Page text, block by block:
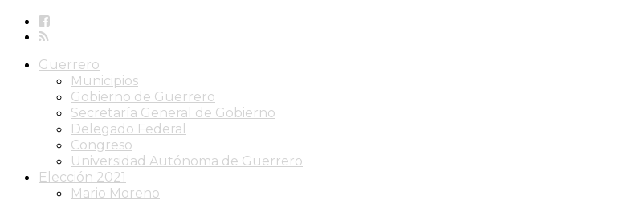
Guerrero
Municipios
Gobierno de Guerrero
Secretaría General de Gobierno
Delegado Federal
Congreso
Universidad Autónoma de Guerrero
Elección 2021
Mario Moreno